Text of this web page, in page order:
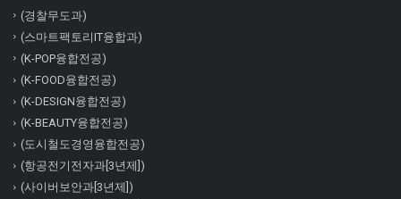
(경찰무도과)
(스마트팩토리IT융합과)
(K-POP융합전공)
(K-FOOD융합전공)
(K-DESIGN융합전공)
(K-BEAUTY융합전공)
(도시철도경영융합전공)
(항공전기전자과[3년제])
(사이버보안과[3년제])